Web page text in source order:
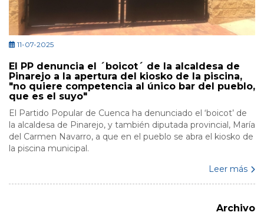
11-07-2025
El PP denuncia el ´boicot´ de la alcaldesa de
Pinarejo a la apertura del kiosko de la piscina,
"no quiere competencia al único bar del pueblo,
que es el suyo"
El Partido Popular de Cuenca ha denunciado el ‘boicot’ de
la alcaldesa de Pinarejo, y también diputada provincial, María
del Carmen Navarro, a que en el pueblo se abra el kiosko de
la piscina municipal.
Leer más
Archivo